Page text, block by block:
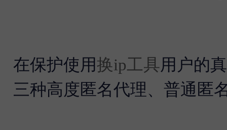
在保护使用换ip工具用户的
三种高度匿名代理、普通匿